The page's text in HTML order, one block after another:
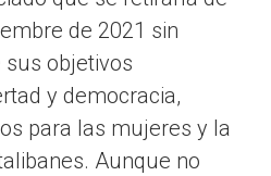
de 2021 sin
objetivos
y democracia,
para las mujeres y la
Aunque no